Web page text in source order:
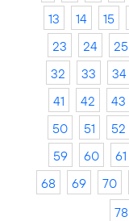
13
14 15
23
24 25
32
33 34
41
42 43
50
51 52
59
60 61
68
69 70
78